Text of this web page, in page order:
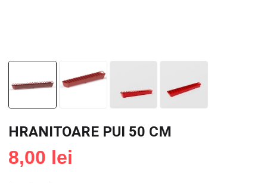
HRANITOARE PUI 50 CM
8,00 lei